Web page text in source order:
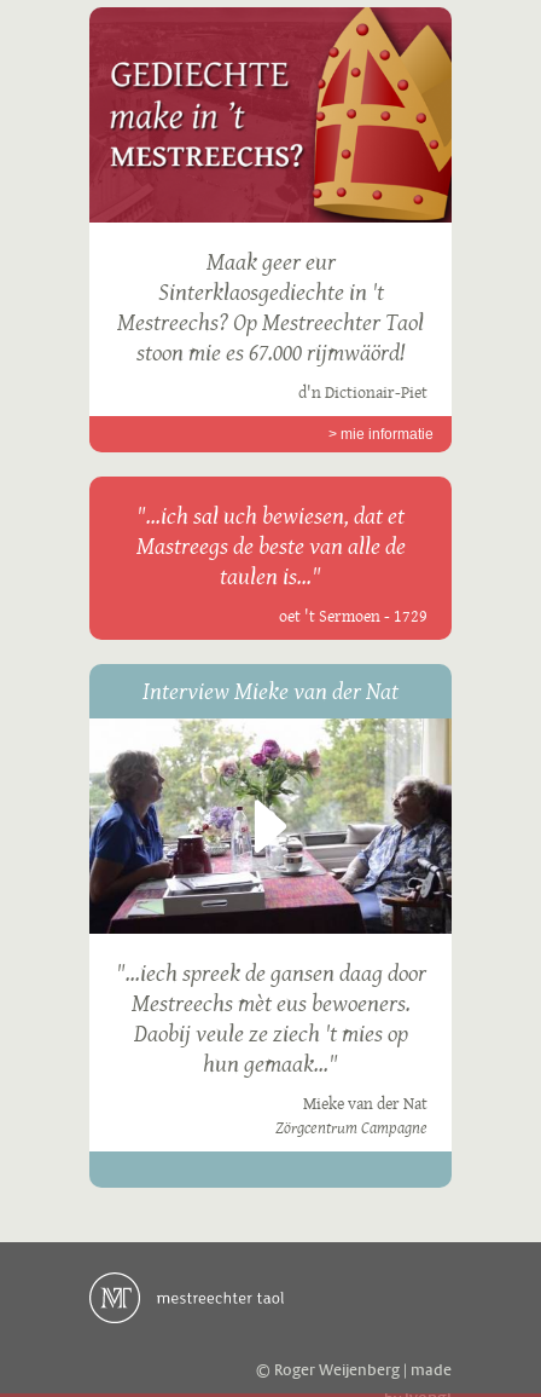
Maak geer eur
Sinterklaosgediechte in 't
Mestreechs? Op Mestreechter Taol
stoon mie es 67.000 rijmwäörd!
d'n Dictionair-Piet
> mie informatie
"...ich sal uch bewiesen, dat et
Mastreegs de beste van alle de
taulen is..."
oet 't Sermoen - 1729
Interview Mieke van der Nat
"...iech spreek de gansen daag door
Mestreechs mèt eus bewoeners.
Daobij veule ze ziech 't mies op
hun gemaak..."
Mieke van der Nat
Zörgcentrum Campagne
© Roger Weijenberg | made